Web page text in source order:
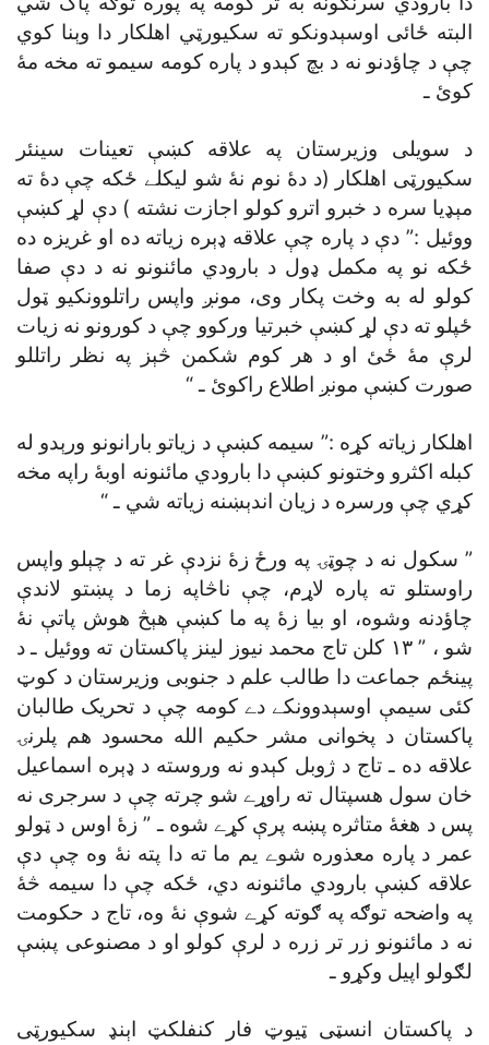
البته ځائى اوسېدونکو ته سکيورټي اهلکار دا وېنا کوي
چې د چاؤدنو نه د بچ کېدو د پاره کومه سيمو ته مخه مۀ
کوئ ـ
د سويلى وزيرستان په علاقه کښې تعينات سينئر
سکيورټى اهلکار (د دۀ نوم نۀ شو ليکلے ځکه چې دۀ ته
مېډيا سره د خبرو اترو کولو اجازت نشته ) دې لړ کښې
ووئيل :” دې د پاره چې علاقه ډېره زياته ده او غريزه ده
ځکه نو په مکمل ډول د بارودي مائنونو نه د دې صفا
کولو له به وخت پکار وى، مونږ واپس راتلوونکيو ټول
ځپلو ته دې لړ کښې خبرتيا ورکوو چې د کورونو نه زيات
لرې مۀ ځئ او د هر کوم شکمن څېز په نظر راتللو
صورت کښې مونږ اطلاع راکوئ ـ “
اهلکار زياته کړه :” سيمه کښې د زياتو بارانونو ورېدو له
کبله اکثرو وختونو کښې دا بارودي مائنونه اوبۀ راپه مخه
کړي چې ورسره د زيان اندېښنه زياته شي ـ “
” سکول نه د چوټۍ په ورځ زۀ نزدې غر ته د چېلو واپس
راوستلو ته پاره لاړم، چې ناڅاپه زما د پښتو لاندې
چاؤدنه وشوه، او بيا زۀ په ما کښې هېڅ هوش پاتې نۀ
شو ، ” ١٣ کلن تاج محمد نيوز لينز پاکستان ته ووئيل ـ د
پينځم جماعت دا طالب علم د جنوبى وزيرستان د کوټ
کئى سيمې اوسېدوونکے دے کومه چې د تحريک طالبان
پاکستان د پخوانى مشر حکيم الله محسود هم پلرنۍ
علاقه ده ـ تاج د ژوبل کېدو نه وروسته د ډېره اسماعيل
خان سول هسپتال ته راوړے شو چرته چې د سرجرى نه
پس د هغۀ متاثره پښه پرې کړے شوه ـ ” زۀ اوس د ټولو
عمر د پاره معذوره شوے يم ما ته دا پته نۀ وه چې دې
علاقه کښې بارودي مائنونه دي، ځکه چې دا سيمه څۀ
په واضحه توګه په ګوته کړے شوې نۀ وه، تاج د حکومت
نه د مائنونو زر تر زره د لرې کولو او د مصنوعى پښې
لګولو اپيل وکړو ـ
د پاکستان انسټى ټيوټ فار کنفلکټ اېنډ سکيورټى